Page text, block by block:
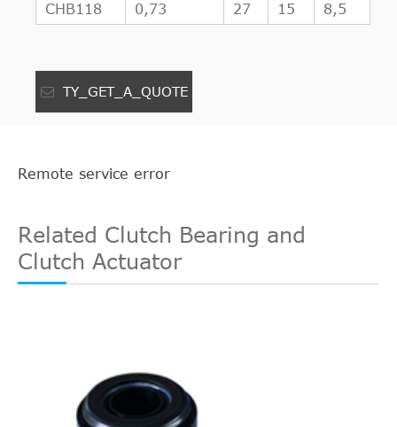
CHB118
0,73 27 15 8,5
TY_GET_A_QUOTE
Remote service error
Related Clutch Bearing and
Clutch Actuator